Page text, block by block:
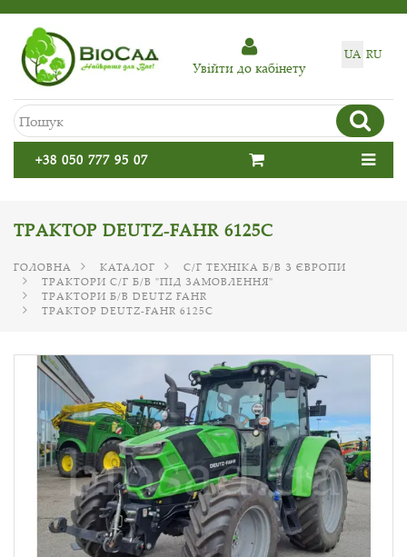
UA RU
Увiйти до кабiнету
+38 050 777 95 07
ТРАКТОР DEUTZ-FAHR 6125C
ГОЛОВНА КАТАЛОГ
С/Г ТЕХНІКА Б/В З ЄВРОПИ
ТРАКТОРИ С/Г Б/В "ПІД ЗАМОВЛЕННЯ"
ТРАКТОРИ Б/В DEUTZ FAHR
ТРАКТОР DEUTZ-FAHR 6125C